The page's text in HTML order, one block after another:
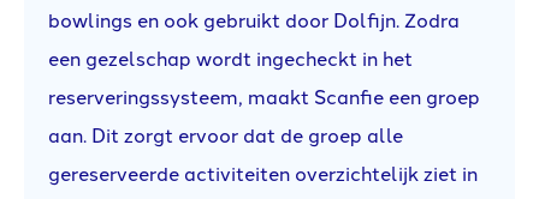
bowlings en ook gebruikt door Dolfijn. Zodra
een gezelschap wordt ingecheckt in het
reserveringssysteem, maakt Scanfie een groep
aan. Dit zorgt ervoor dat de groep alle
gereserveerde activiteiten overzichtelijk ziet in